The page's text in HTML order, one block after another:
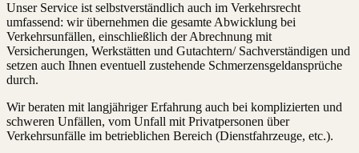
Unser Service ist selbstverständlich auch im Verkehrsrecht
umfassend: wir übernehmen die gesamte Abwicklung bei
Verkehrsunfällen, einschließlich der Abrechnung mit
Versicherungen, Werkstätten und Gutachtern/ Sachverständigen und
setzen auch Ihnen eventuell zustehende Schmerzensgeldansprüche
durch.
Wir beraten mit langjähriger Erfahrung auch bei komplizierten und
schweren Unfällen, vom Unfall mit Privatpersonen über
Verkehrsunfälle im betrieblichen Bereich (Dienstfahrzeuge, etc.).